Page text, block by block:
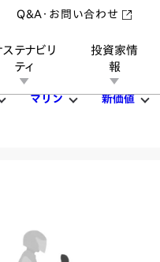
ステナビリ
ティ
投資家情
報
Q&A・お問い合わせ
マリン 新価値